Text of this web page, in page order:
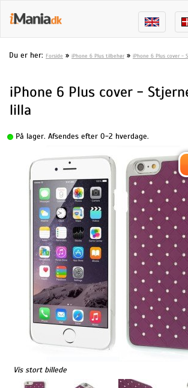
Du er her: Forside » iPhone 6 Plus tilbehør » iPhone 6 Plus cover -
iPhone 6 Plus cover -
lilla
På lager. Afsendes efter 0-2 hverdage.
Vis stort billede